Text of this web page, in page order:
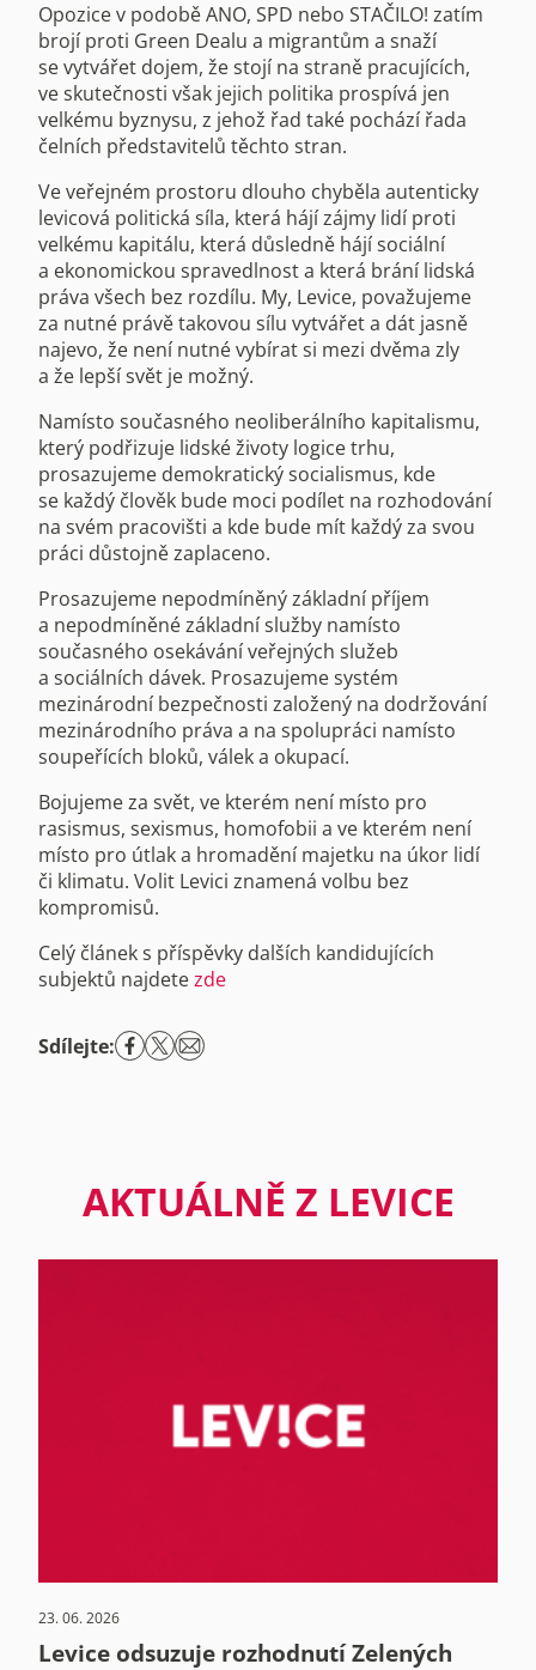
Opozice v podobě ANO, SPD nebo STAČILO! zatím
brojí proti Green Dealu a migrantům a snaží
se vytvářet dojem, že stojí na straně pracujících,
ve skutečnosti však jejich politika prospívá jen
velkému byznysu, z jehož řad také pochází řada
čelních představitelů těchto stran.
Ve veřejném prostoru dlouho chyběla autenticky
levicová politická síla, která hájí zájmy lidí proti
velkému kapitálu, která důsledně hájí sociální
a ekonomickou spravedlnost a která brání lidská
práva všech bez rozdílu. My, Levice, považujeme
za nutné právě takovou sílu vytvářet a dát jasně
najevo, že není nutné vybírat si mezi dvěma zly
a že lepší svět je možný.
Namísto současného neoliberálního kapitalismu,
který podřizuje lidské životy logice trhu,
prosazujeme demokratický socialismus, kde
se každý člověk bude moci podílet na rozhodování
na svém pracovišti a kde bude mít každý za svou
práci důstojně zaplaceno.
Prosazujeme nepodmíněný základní příjem
a nepodmíněné základní služby namísto
současného osekávání veřejných služeb
a sociálních dávek. Prosazujeme systém
mezinárodní bezpečnosti založený na dodržování
mezinárodního práva a na spolupráci namísto
soupeřících bloků, válek a okupací.
Bojujeme za svět, ve kterém není místo pro
rasismus, sexismus, homofobii a ve kterém není
místo pro útlak a hromadění majetku na úkor lidí
či klimatu. Volit Levici znamená volbu bez
kompromisů.
Celý článek s příspěvky dalších kandidujících
subjektů najdetezde
Sdílejte:
AKTUÁLNĚ Z LEVICE
23. 06. 2026
Levice odsuzuje rozhodnutí Zelených